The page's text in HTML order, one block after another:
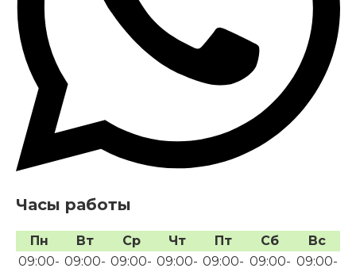
Часы работы
Пн Вт Ср Чт Пт Сб
Вс
09:00- 09:00- 09:00- 09:00- 09:00- 09:00- 09:00-